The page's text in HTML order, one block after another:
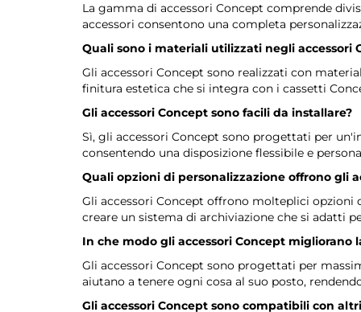
La gamma di accessori Concept comprende
accessori consentono una completa
Quali sono i materiali utilizzati negli accessori
Gli accessori Concept sono realizzati con
finitura estetica che si integra con i cassetti
Gli accessori Concept sono facili da installare?
Sì, gli accessori Concept sono progettati per
consentendo una disposizione flessibile e
Quali opzioni di personalizzazione offrono gli
Gli accessori Concept offrono molteplici opzioni
creare un sistema di archiviazione che si adatti
In che modo gli accessori Concept migliorano
Gli accessori Concept sono progettati per
aiutano a tenere ogni cosa al suo posto,
Gli accessori Concept sono compatibili con